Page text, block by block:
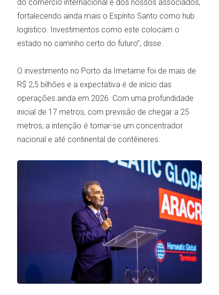
do comércio internacional e dos nossos associados,
fortalecendo ainda mais o Espírito Santo como hub
logístico. Investimentos como este colocam o
estado no caminho certo do futuro”, disse.
O investimento no Porto da Imetame foi de mais de
R$ 2,5 bilhões e a expectativa é de início das
operações ainda em 2026. Com uma profundidade
inicial de 17 metros, com previsão de chegar a 25
metros, a intenção é tornar-se um concentrador
nacional e até continental de contêineres.